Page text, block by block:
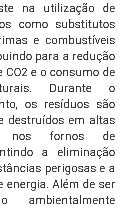
na utilização de
como substitutos
e combustíveis
para a redução
CO2 e o consumo de
Durante o
os resíduos são
destruídos em altas
nos fornos de
a eliminação
perigosas e a
energia. Além de ser
ambientalmente